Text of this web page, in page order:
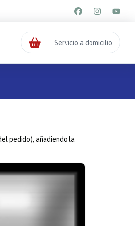
Servicio a domicilio
pedido), añadiendo la